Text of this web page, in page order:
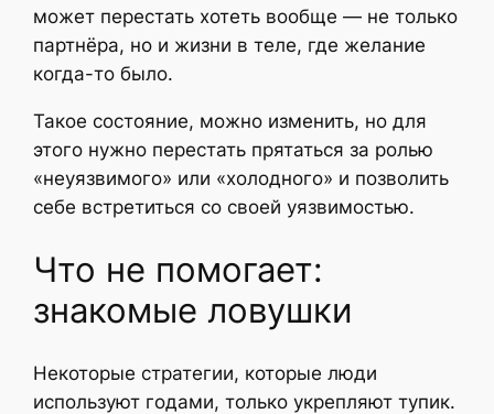
может перестать хотеть вообще — не только
партнёра, но и жизни в теле, где желание
когда-то было.
Такое состояние, можно изменить, но для
этого нужно перестать прятаться за ролью
«неуязвимого» или «холодного» и позволить
себе встретиться со своей уязвимостью.
Что не помогает:
знакомые ловушки
Некоторые стратегии, которые люди
используют годами, только укрепляют тупик.